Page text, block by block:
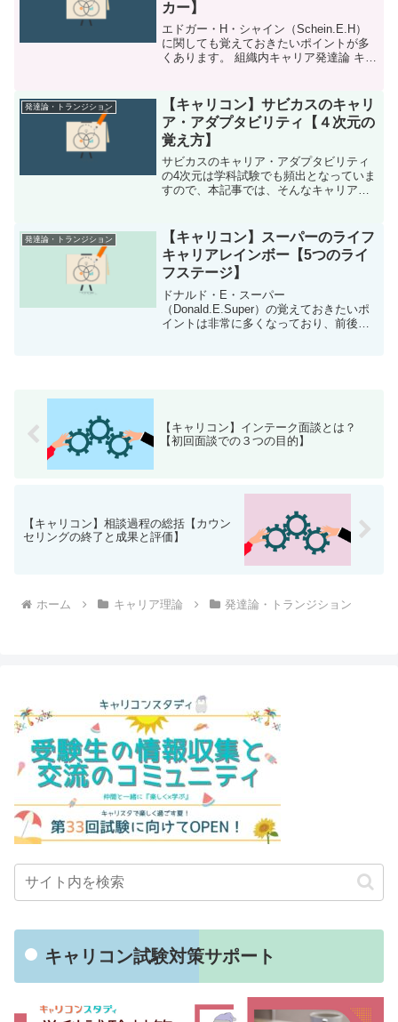
カー】
エドガー・H・シャイン（Schein.E.H）
に関しても覚えておきたいポイントが多
くあります。 組織内キャリア発達論 キャ
アサイクルモデルどれも試験に出る可能
性の...
発達論・トランジション
【キャリコン】サビカスのキャリ
ア・アダプタビリティ【４次元の
覚え方】
サビカスのキャリア・アダプタビリティ
の4次元は学科試験でも頻出となっていま
すので、本記事では、そんなキャリア・
キャリアアダプタビリティ4次元の覚え方
キャリア・アダプタビ...
発達論・トランジション
【キャリコン】スーパーのライフ
キャリアレインボー【5つのライ
フステージ】
ドナルド・E・スーパー
（Donald.E.Super）の覚えておきたいポ
イントは非常に多くなっており、前後編
【キャリコン】インテーク面談とは？
【初回面談での３つの目的】
【キャリコン】相談過程の総括【カウン
セリングの終了と成果と評価】
ホーム キャリア理論 発達論・トランジション
キャリコン試験対策サポート